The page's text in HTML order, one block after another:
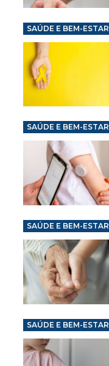
SAÚDE E BEM-ESTAR
SAÚDE E BEM-ESTAR
SAÚDE E BEM-ESTAR
SAÚDE E BEM-ESTAR